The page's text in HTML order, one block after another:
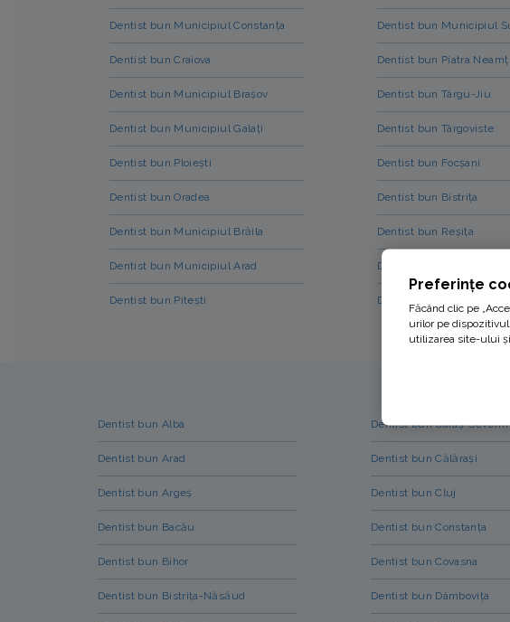
Dentist bun Municipiul Constanța
Dentist bun Craiova
Dentist bun Municipiul Brașov
Dentist bun Municipiul Galați
Dentist bun Ploiești
Dentist bun Oradea
Dentist bun Municipiul Brăila
Dentist bun Municipiul Arad
Dentist bun Pitești
Dentist bun Municipiul
Dentist bun Piatra Neamț
Dentist bun Târgu-Jiu
Dentist bun Târgoviste
Dentist bun Focșani
Dentist bun Bistrița
Dentist bun Reșița
Dentist bun Municipiul
Dentist bun Slatina
Dentist bun Alba
Dentist bun Arad
Dentist bun Argeș
Dentist bun Bacău
Dentist bun Bihor
Dentist bun Bistrița-Năsăud
Dentist bun Caraș-Severin
Dentist bun Călărași
Dentist bun Cluj
Dentist bun Constanța
Dentist bun Covasna
Dentist bun Dâmbovița
Preferințe
Făcând clic pe
urilor pe
utilizarea site-ului